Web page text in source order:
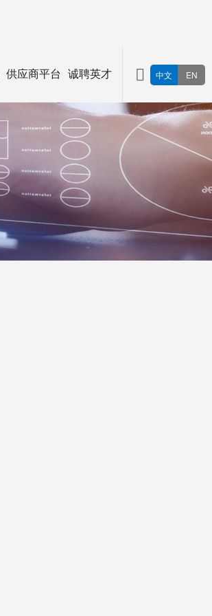
中文 EN
供应商平台 诚聘英才